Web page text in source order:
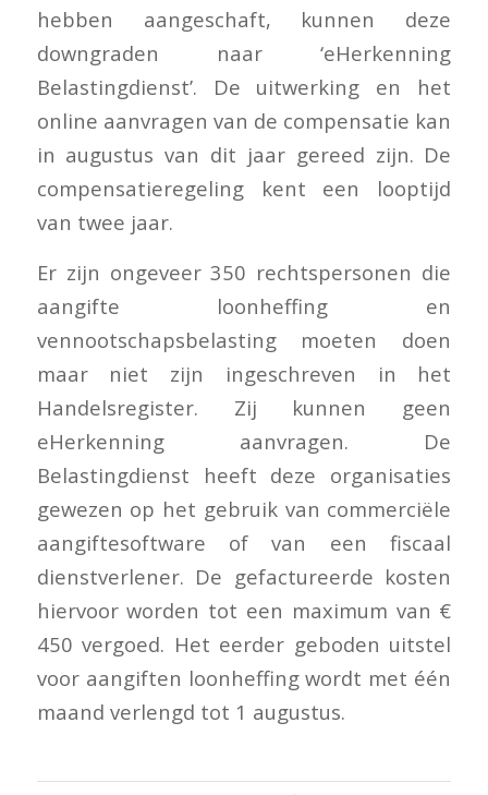
hebben aangeschaft, kunnen deze
downgraden naar ‘eHerkenning
Belastingdienst’. De uitwerking en het
online aanvragen van de compensatie kan
in augustus van dit jaar gereed zijn. De
compensatieregeling kent een looptijd
van twee jaar.
Er zijn ongeveer 350 rechtspersonen die
aangifte loonheffing en
vennootschapsbelasting moeten doen
maar niet zijn ingeschreven in het
Handelsregister. Zij kunnen geen
eHerkenning aanvragen. De
Belastingdienst heeft deze organisaties
gewezen op het gebruik van commerciële
aangiftesoftware of van een fiscaal
dienstverlener. De gefactureerde kosten
hiervoor worden tot een maximum van €
450 vergoed. Het eerder geboden uitstel
voor aangiften loonheffing wordt met één
maand verlengd tot 1 augustus.